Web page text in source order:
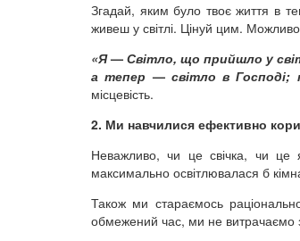
Згадай, яким було твоє життя в
живеш у світлі. Цінуй цим.
«Я— Світло, що прийшло у
а тепер —світло в Господі;
місцевість.
2. Ми навчилися ефективно
Неважливо, чи це свічка, чи це
максимально освітлювалася б
Також ми стараємось
обмежений час, ми не витрачаємо